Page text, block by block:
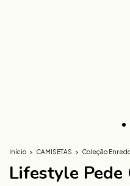
Início > CAMISETAS > Coleção
Lifestyle Pede